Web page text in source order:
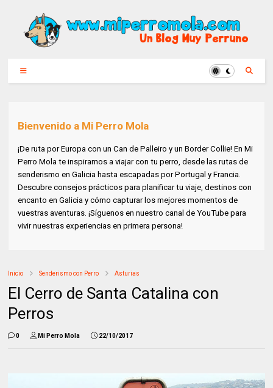
Bienvenido a Mi Perro Mola
¡De ruta por Europa con un Can de Palleiro y un Border Collie! En Mi
Perro Mola te inspiramos a viajar con tu perro, desde las rutas de
senderismo en Galicia hasta escapadas por Portugal y Francia.
Descubre consejos prácticos para planificar tu viaje, destinos con
encanto en Galicia y cómo capturar los mejores momentos de
vuestras aventuras. ¡Síguenos en nuestro canal de YouTube para
vivir nuestras experiencias en primera persona!
Inicio Senderismo con Perro Asturias
El Cerro de Santa Catalina con
Perros
0 Mi Perro Mola 22/10/2017